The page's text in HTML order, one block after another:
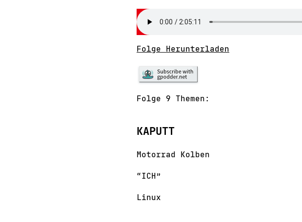
Folge Herunterladen
Folge 9 Themen:
KAPUTT
Motorrad Kolben
“ICH”
Linux